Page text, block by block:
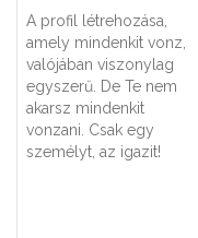
A profil létrehozása,
amely mindenkit vonz,
valójában viszonylag
egyszerű. De Te nem
akarsz mindenkit
vonzani. Csak egy
személyt, az igazit!